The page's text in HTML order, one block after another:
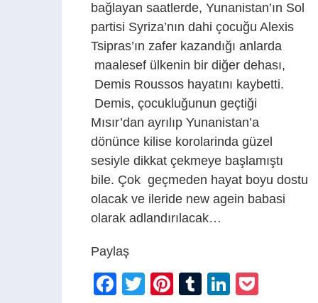
bağlayan saatlerde, Yunanistan’ın Sol
partisi Syriza’nın dahi çocuğu Alexis
Tsipras’ın zafer kazandığı anlarda
maalesef ülkenin bir diğer dehası,
Demis Roussos hayatını kaybetti.
Demis, çocukluğunun geçtiği
Mısır’dan ayrılıp Yunanistan’a
dönünce kilise korolarinda güzel
sesiyle dikkat çekmeye başlamıştı
bile. Çok geçmeden hayat boyu dostu
olacak ve ileride new agein babasi
olarak adlandırılacak…
Paylaş
Facebook
TwitterPinterest
TumblrLinkedIn